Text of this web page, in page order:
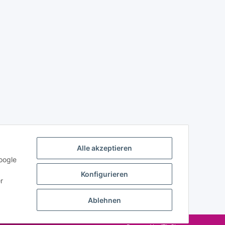
Alle akzeptieren
Konfigurieren
Ablehnen